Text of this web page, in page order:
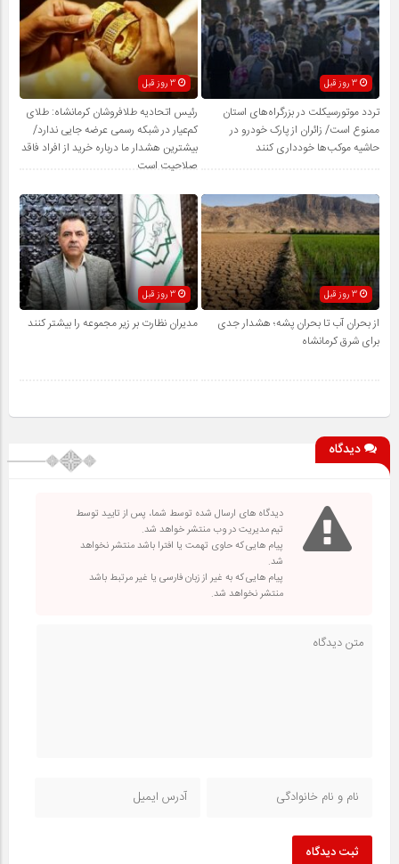
3 روز قبل
تردد موتورسیکلت در بزرگراه‌های استان
ممنوع است/ زائران از پارک خودرو در
حاشیه موکب‌ها خودداری کنند
رئیس اتحادیه طلافروشان کرمانشاه: طلای
کم‌عیار در شبکه رسمی عرضه جایی ندارد/
بیشترین هشدار ما درباره خرید از افراد فاقد
صلاحیت است
3 روز قبل
از بحران آب تا بحران پشه؛ هشدار جدی
برای شرق کرمانشاه
مدیران نظارت بر زیر مجموعه را بیشتر کنند
دیدگاه
دیدگاه های ارسال شده توسط شما، پس از تایید توسط
تیم مدیریت در وب منتشر خواهد شد.
پیام هایی که حاوی تهمت یا افترا باشد منتشر نخواهد
شد.
پیام هایی که به غیر از زبان فارسی یا غیر مرتبط باشد
منتشر نخواهد شد.
ثبت دیدگاه